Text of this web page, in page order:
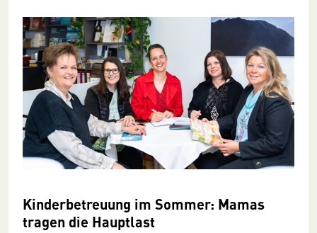
Kinderbetreuung im Sommer: Mamas
tragen die Hauptlast